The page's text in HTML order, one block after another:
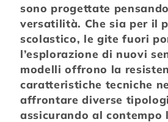
sono progettate
versatilità. Che sia per il
scolastico, le gite fuori
l’esplorazione di nuovi
modelli offrono la
caratteristiche tecniche
affrontare diverse
assicurando al contempo